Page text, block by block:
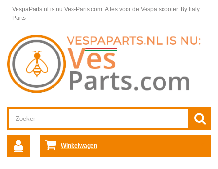
VespaParts.nl is nu Ves-Parts.com: Alles voor de Vespa scooter. By Italy
Parts
Winkelwagen